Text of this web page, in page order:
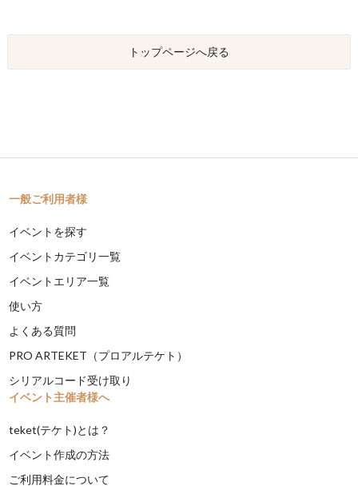
トップページへ戻る
一般ご利用者様
イベントを探す
イベントカテゴリ一覧
イベントエリア一覧
使い方
よくある質問
PRO ARTEKET（プロアルテケト）
シリアルコード受け取り
イベント主催者様へ
teket(テケト)とは？
イベント作成の方法
ご利用料金について